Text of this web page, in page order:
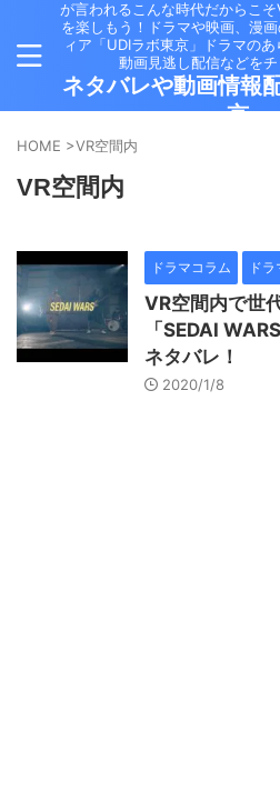
が言われるこんな時代だからこ
を楽しもう！ドラマや映画、漫
ィア「UDIラボ東京」ドラマのあ
動画見逃し配信などをチ
ネタバレや動画情報
京」
HOME >VR空間内
VR空間内
ドラマコラム ド
VR空間内で世
「SEDAI
ネタバレ！
2020/1/8